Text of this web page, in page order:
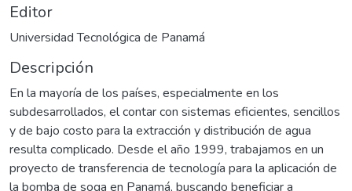
Editor
Universidad Tecnológica de Panamá
Descripción
En la mayoría de los países, especialmente en los
subdesarrollados, el contar con sistemas eficientes, sencillos
y de bajo costo para la extracción y distribución de agua
resulta complicado. Desde el año 1999, trabajamos en un
proyecto de transferencia de tecnología para la aplicación de
la bomba de soga en Panamá, buscando beneficiar a